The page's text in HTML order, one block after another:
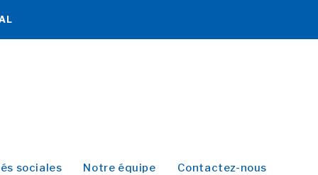
sociales Notre équipe Contactez-nous